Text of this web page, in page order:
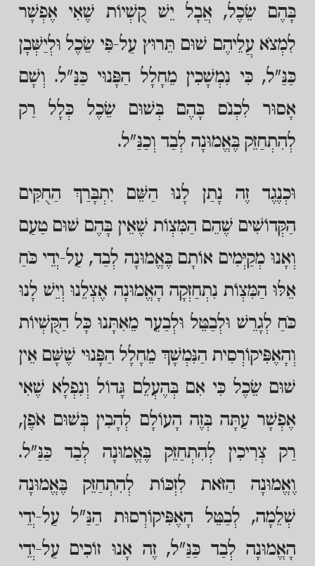
בָּהֶם שֵׂכֶל, אֲבָל יֵשׁ קֻשְׁיוֹת שֶׁאִי אֶפְשָׁר
לִמְצֹא עֲלֵיהֶם שׁוּם תֵּרוּץ עַל-פִּי שֵׂכֶל וּלְיַשְּׁבָן
כַּנַּ"ל, כִּי נִמְשָׁכִין מֵחָלָל הַפָּנוּי כַּנַּ"ל. וְשָׁם
אָסוּר לִכְנֹס בָּהֶם בְּשׁוּם שֵׂכֶל כְּלָל רַק
לְהִתְחַזֵּק בֶּאֱמוּנָה לְבַד וְכַנַּ"ל.
וּכְנֶגֶד זֶה נָתַן לָנוּ הַשֵּׁם יִתְבָּרַךְ הַחֻקִּים
הַקְּדוֹשִׁים שֶׁהֵם הַמִּצְוֹת שֶׁאֵין בָּהֶם שׁוּם טַעַם
וְאָנוּ מְקַיְּמִים אוֹתָם בֶּאֱמוּנָה לְבַד, עַל-יְדֵי כֹּחַ
אֵלּוּ הַמִּצְוֹת נִתְחַזְּקָה הָאֱמוּנָה אֶצְלֵנוּ וְיֵשׁ לָנוּ
כֹּחַ לְגָרֵשׁ וּלְבַטֵּל וּלְבַעֵר מֵאִתָּנוּ כָּל הַקֻּשְׁיוֹת
וְהָאֶפִּיקוֹרְסִית הַנִּמְשָׁךְ מֵחָלָל הַפָּנוּי שֶׁשָּׁם אֵין
שׁוּם שֵׂכֶל כִּי אִם בְּהֶעְלֵם גָּדוֹל וְנִפְלָא שֶׁאִי
אֶפְשָׁר עַתָּה בְּזֶה הָעוֹלָם לְהָבִין בְּשׁוּם אֹפֶן,
רַק צְרִיכִין לְהִתְחַזֵּק בֶּאֱמוּנָה לְבַד כַּנַּ"ל.
וֶאֱמוּנָה הַזֹּאת לִזְכּוֹת לְהִתְחַזֵּק בֶּאֱמוּנָה
שְׁלֵמָה, לְבַטֵּל הָאֶפִּיקוֹרְסוּת הַנַּ"ל עַל-יְדֵי
הָאֱמוּנָה לְבַד כַּנַּ"ל, זֶה אָנוּ זוֹכִים עַל-יְדֵי